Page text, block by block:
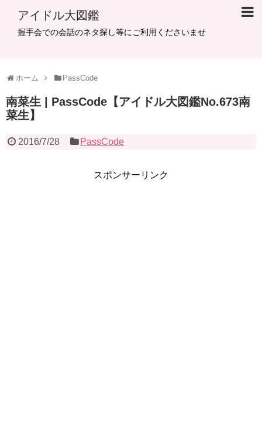
アイドル大図鑑
握手会での会話のネタ探し等にご利用くださいませ
ホーム PassCode
南菜生 | PassCode【アイドル大図鑑No.673南
菜生】
2016/7/28 PassCode
スポンサーリンク